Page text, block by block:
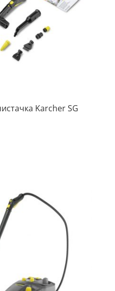
Karcher SG